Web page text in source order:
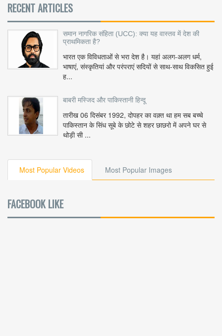
RECENT ARTICLES
समान नागरिक संहिता (UCC): क्या यह वास्तव में देश की
प्राथमिकता है?
भारत एक विविधताओं से भरा देश है। यहां अलग-अलग धर्म,
भाषाएं, संस्कृतियां और परंपराएं सदियों से साथ-साथ विकसित हुई
ह...
बाबरी मस्जिद और पाकिस्तानी हिन्दू
तारीख 06 दिसंबर 1992, दोपहर का वक़्त था हम सब बच्चे
पाकिस्तान के सिंध सूबे के छोटे से शहर छाछरो में अपने घर से
थोड़ी सी ...
Most Popular Videos Most Popular Images
FACEBOOK LIKE